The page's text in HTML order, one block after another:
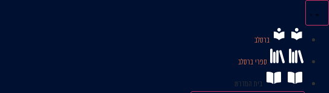
לתוכן
ברסלב
ספרי ברסלב
בית המדרש